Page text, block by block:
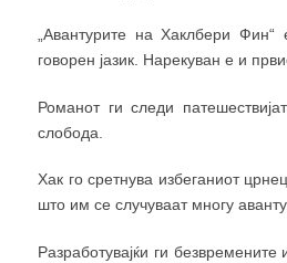
„Авантурите на Хаклбери
говорен јазик. Нарекуван е и
Романот ги следи
слобода.
Хак го сретнува избеганиот
што им се случуваат многу
Разработувајќи ги